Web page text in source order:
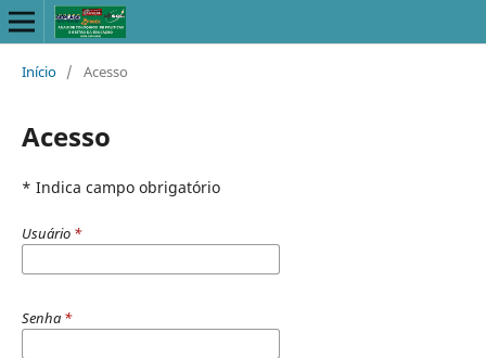
Início / Acesso
Acesso
* Indica campo obrigatório
Usuário *
Senha *